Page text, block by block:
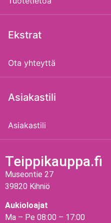
Ekstrat
Ota yhteyttä
Asiakastili
Asiakastili
Teippikauppa.fi
Museontie 27
39820 Kihniö
Aukioloajat
Ma – Pe 08:00 – 17:00